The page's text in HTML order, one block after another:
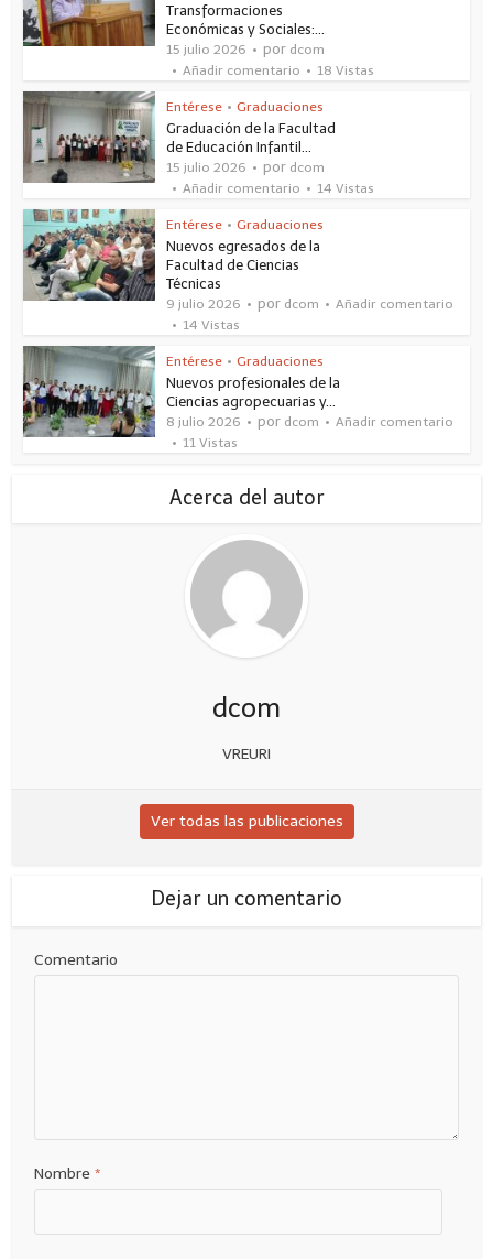
Transformaciones
Económicas y Sociales:...
15 julio 2026 por dcom
Añadir comentario
18 Vistas
Entérese • Graduaciones
Graduación de la Facultad
de Educación Infantil...
15 julio 2026 por dcom
Añadir comentario
14 Vistas
Entérese • Graduaciones
Nuevos egresados de la
Facultad de Ciencias
Técnicas
9 julio 2026 por dcom
Añadir comentario
14 Vistas
Entérese • Graduaciones
Nuevos profesionales de la
Ciencias agropecuarias y...
8 julio 2026 por dcom
Añadir comentario
11 Vistas
Acerca del autor
dcom
VREURI
Ver todas las publicaciones
Dejar un comentario
Comentario
Nombre *